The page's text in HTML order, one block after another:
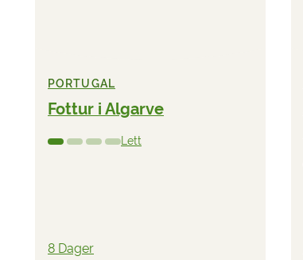
PORTUGAL
Fottur i Algarve
Lett
8 Dager